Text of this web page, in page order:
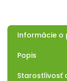
Informácie o
Popis
Starostlivosť